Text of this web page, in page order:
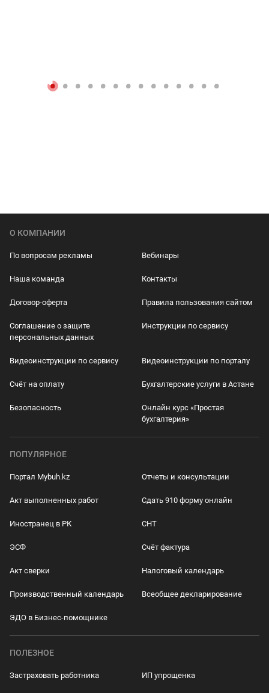
О КОМПАНИИ
По вопросам рекламы Вебинары
Наша команда Контакты
Договор-оферта Правила пользования сайтом
Соглашение о защите
персональных данных
Инструкции по сервису
Видеоинструкции по сервису Видеоинструкции по порталу
Счёт на оплату Бухгалтерские услуги в Астане
Безопасность
Онлайн курс «Простая
бухгалтерия»
ПОПУЛЯРНОЕ
Портал Mybuh.kz Отчеты и консультации
Акт выполненных работ Сдать 910 форму онлайн
Иностранец в РК СНТ
ЭСФ Счёт фактура
Акт сверки Налоговый календарь
Производственный календарь Всеобщее декларирование
ЭДО в Бизнес-помощнике
ПОЛЕЗНОЕ
Застраховать работника ИП упрощенка